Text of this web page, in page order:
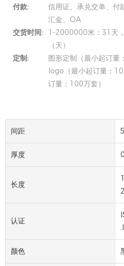
付款:
信用证、承兑交单、付
汇金、OA
交货时间:
1-2000000米：31天
（天）
定制:
图形定制（最小起订
logo（最小起订量：
订量：100万套）
间距
厚度
长度
认证
颜色